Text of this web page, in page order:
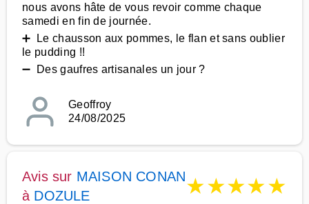
nous avons hâte de vous revoir comme chaque
samedi en fin de journée.
➕ Le chausson aux pommes, le flan et sans oublier
le pudding !!
➖ Des gaufres artisanales un jour ?
Geoffroy
24/08/2025
Avis sur MAISON CONAN
à DOZULE ★★★★★